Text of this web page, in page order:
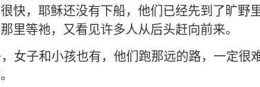
快，耶稣还没有下船，他们已经先到了旷野
里等祂，又看见许多人从后头赶向前来。
女子和小孩也有，他们跑那远的路，一定很